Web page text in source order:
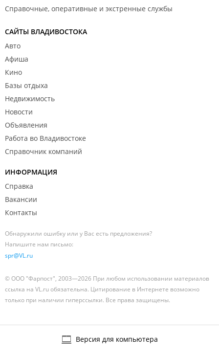
Справочные, оперативные и экстренные службы
САЙТЫ ВЛАДИВОСТОКА
Авто
Афиша
Кино
Базы отдыха
Недвижимость
Новости
Объявления
Работа во Владивостоке
Справочник компаний
ИНФОРМАЦИЯ
Справка
Вакансии
Контакты
Обнаружили ошибку или у Вас есть предложения?
Напишите нам письмо:
spr@VL.ru
© ООО "Фарпост", 2003—2026 При любом использовании материалов
ссылка на VL.ru обязательна. Цитирование в Интернете возможно
только при наличии гиперссылки. Все права защищены.
Версия для компьютера